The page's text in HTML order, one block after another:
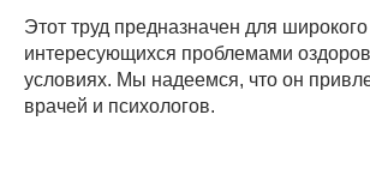
Этот труд предназначен для широкого
интересующихся проблемами
условиях. Мы надеемся, что он
врачей и психологов.